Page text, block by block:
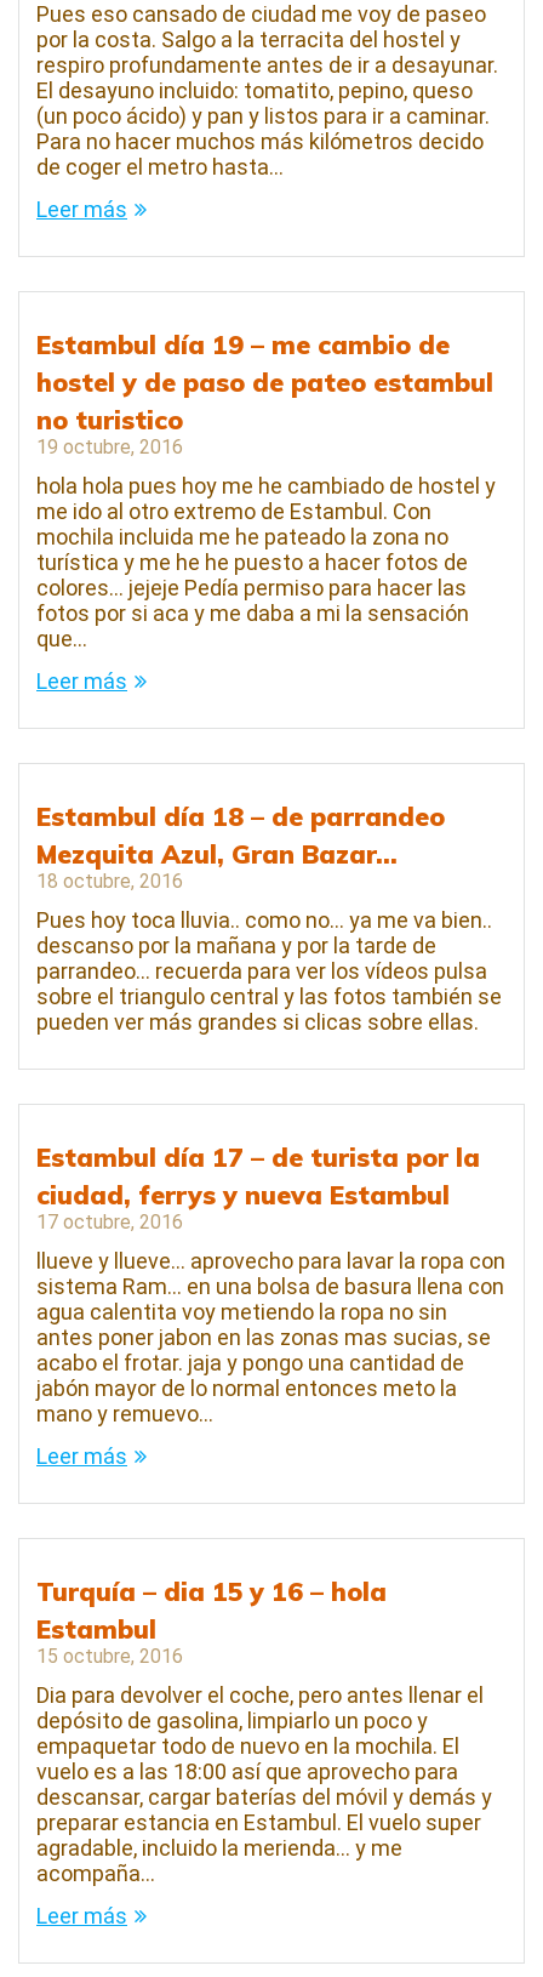
Pues eso cansado de ciudad me voy de paseo
por la costa. Salgo a la terracita del hostel y
respiro profundamente antes de ir a desayunar.
El desayuno incluido: tomatito, pepino, queso
(un poco ácido) y pan y listos para ir a caminar.
Para no hacer muchos más kilómetros decido
de coger el metro hasta…
Leer más
Estambul día 19 – me cambio de
hostel y de paso de pateo estambul
no turistico
19 octubre, 2016
hola hola pues hoy me he cambiado de hostel y
me ido al otro extremo de Estambul. Con
mochila incluida me he pateado la zona no
turística y me he he puesto a hacer fotos de
colores… jejeje Pedía permiso para hacer las
fotos por si aca y me daba a mi la sensación
que…
Leer más
Estambul día 18 – de parrandeo
Mezquita Azul, Gran Bazar…
18 octubre, 2016
Pues hoy toca lluvia.. como no… ya me va bien..
descanso por la mañana y por la tarde de
parrandeo… recuerda para ver los vídeos pulsa
sobre el triangulo central y las fotos también se
pueden ver más grandes si clicas sobre ellas.
Estambul día 17 – de turista por la
ciudad, ferrys y nueva Estambul
17 octubre, 2016
llueve y llueve… aprovecho para lavar la ropa con
sistema Ram… en una bolsa de basura llena con
agua calentita voy metiendo la ropa no sin
antes poner jabon en las zonas mas sucias, se
acabo el frotar. jaja y pongo una cantidad de
jabón mayor de lo normal entonces meto la
mano y remuevo…
Leer más
Turquía – dia 15 y 16 – hola
Estambul
15 octubre, 2016
Dia para devolver el coche, pero antes llenar el
depósito de gasolina, limpiarlo un poco y
empaquetar todo de nuevo en la mochila. El
vuelo es a las 18:00 así que aprovecho para
descansar, cargar baterías del móvil y demás y
preparar estancia en Estambul. El vuelo super
agradable, incluido la merienda… y me
acompaña…
Leer más